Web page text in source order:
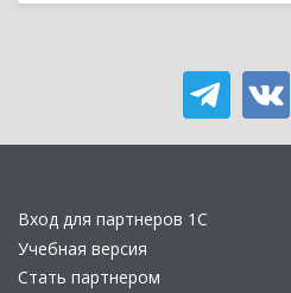
Вход для партнеров 1С
Учебная версия
Стать партнером